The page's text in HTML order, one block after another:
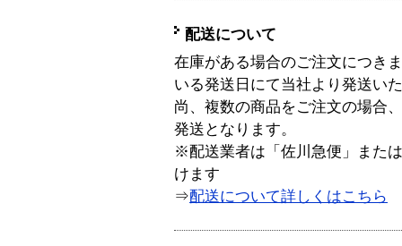
配送について
在庫がある場合のご注文につき
いる発送日にて当社より発送い
尚、複数の商品をご注文の場合
発送となります。
※配送業者は「佐川急便」また
けます
⇒配送について詳しくはこちら